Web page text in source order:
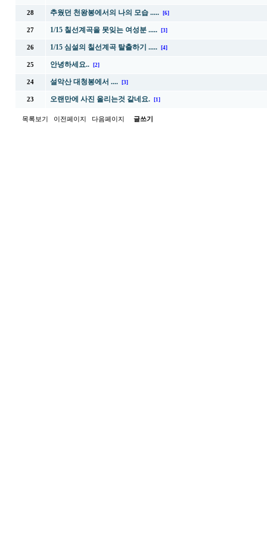
28 추웠던 천왕봉에서의 나의 모습 ..... [6]
27 1/15 칠선계곡을 못잊는 여성분 ..... [3]
26 1/15 심설의 칠선계곡 탈출하기 ..... [4]
25 안녕하세요.. [2]
24 설악산 대청봉에서 .... [3]
23 오랜만에 사진 올리는것 같네요. [1]
목록보기 이전페이지 다음페이지 글쓰기